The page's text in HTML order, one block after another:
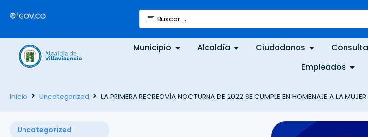
Municipio Alcaldía Ciudadanos Consulta
Empleados
Inicio Uncategorized LA PRIMERA RECREOVÍA NOCTURNA DE 2022 SE CUMPLE EN HOMENAJE A LA MUJER
Uncategorized